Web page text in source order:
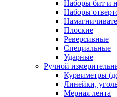
Наборы бит и
Наборы
Плоские
Реверсивные
Специальные
Ударные
Ручной
Курвиметры
Линейки,
Мерная лента